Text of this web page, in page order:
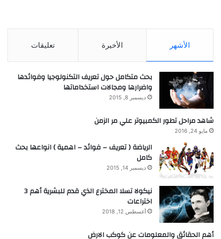
الأشهر الأخيرة تعليقات
بحث متكامل حول تعريف التكنولوجيا وفوائدها
واضرارها ومجالات استخداماتها
ديسمبر 8, 2015
شاهد مراحل تطور الكمبيوتر علي مر الزمن
مايو 24, 2016
الرياضة ( تعريف – فوائد – اهمية ) انواعها بحث
كامل
ديسمبر 14, 2015
نيكولا تسلا المخترع الذي قدم للبشرية أهم 3
اختراعات
أغسطس 12, 2018
أهم الحقائق والمعلومات عن كوكب الارض